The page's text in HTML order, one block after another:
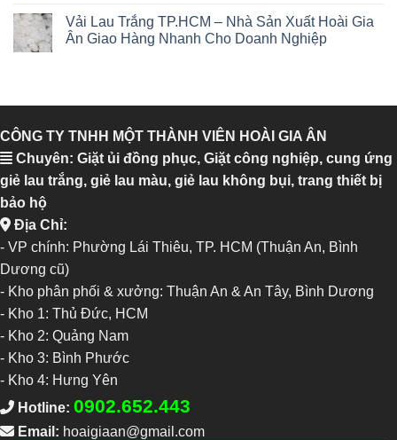
Vải Lau Trắng TP.HCM – Nhà Sản Xuất Hoài Gia
Ân Giao Hàng Nhanh Cho Doanh Nghiệp
CÔNG TY TNHH MỘT THÀNH VIÊN HOÀI GIA ÂN
Chuyên: Giặt ủi đồng phục, Giặt công nghiệp, cung ứng
giẻ lau trắng, giẻ lau màu, giẻ lau không bụi, trang thiết bị
bảo hộ
Địa Chỉ:
- VP chính: Phường Lái Thiêu, TP. HCM (Thuận An, Bình
Dương cũ)
- Kho phân phối & xưởng: Thuận An & An Tây, Bình Dương
- Kho 1: Thủ Đức, HCM
- Kho 2: Quảng Nam
- Kho 3: Bình Phước
- Kho 4: Hưng Yên
Hotline: 0902.652.443
Email: hoaigiaan@gmail.com